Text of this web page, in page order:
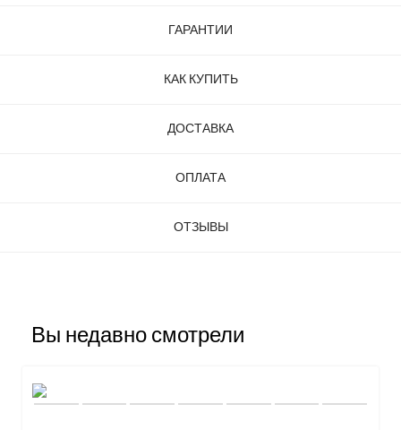
ГАРАНТИИ
КАК КУПИТЬ
ДОСТАВКА
ОПЛАТА
ОТЗЫВЫ
Вы недавно смотрели